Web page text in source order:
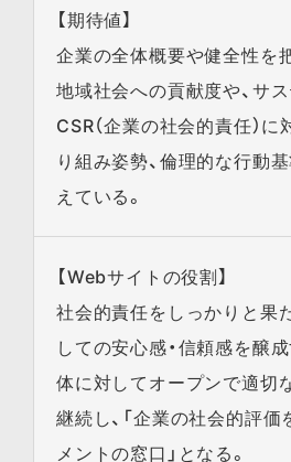
【期待値】
企業の全体概要や健全性を
地域社会への貢献度や、サス
CSR（企業の社会的責任）
り組み姿勢、倫理的な行動
えている。
【Webサイトの役割】
社会的責任をしっかりと果
しての安心感・信頼感を醸
体に対してオープンで適切
継続し、「企業の社会的評価
メントの窓口」となる。